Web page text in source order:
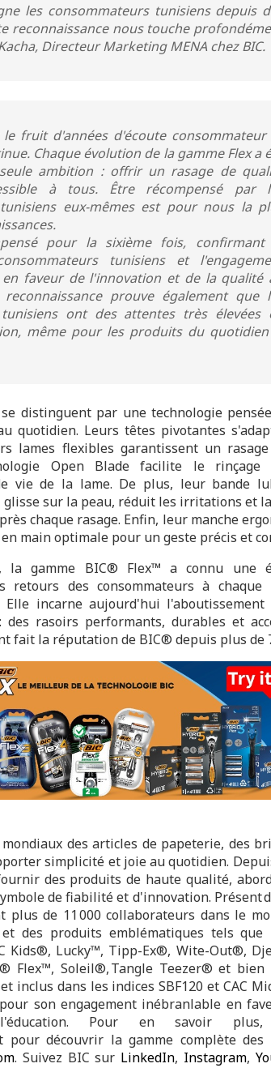
les consommateurs tunisiens depuis
reconnaissance nous touche
Directeur Marketing MENA chez BIC.
le fruit d'années d'écoute consommateur
Chaque évolution de la gamme Flex a
ambition : offrir un rasage de
à tous. Être récompensé par
eux-mêmes est pour nous la
pour la sixième fois, confirmant
tunisiens et
faveur de l'innovation et de la qualité
prouve également que
ont des attentes très élevées
même pour les produits du quotidien
distinguent par une technologie
quotidien. Leurs têtes pivotantes
lames flexibles garantissent un
Open Blade facilite le
vie de la lame. De plus, leur bande
sur la peau, réduit les irritations et
chaque rasage. Enfin, leur manche
main optimale pour un geste précis et
la gamme BIC® Flex™ a connu une
retours des consommateurs à chaque
incarne aujourd'hui l'aboutissement
des rasoirs performants, durables et
fait la réputation de BIC® depuis plus de
mondiaux des articles de papeterie, des
simplicité et joie au quotidien.
des produits de haute qualité,
de fiabilité et d'innovation. Présent
plus de 11 000 collaborateurs dans le
des produits emblématiques tels
Kids®, Lucky™, Tipp-Ex®, Wite-Out®,
Flex™, Soleil®, Tangle Teezer® et bien
inclus dans les indices SBF120 et CAC
son engagement inébranlable en
Pour en savoir plus,
pour découvrir la gamme complète des
. Suivez BIC sur LinkedIn, Instagram,